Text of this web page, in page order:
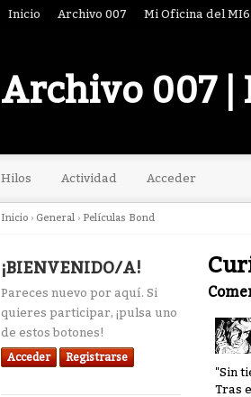
Inicio Archivo 007 Mi Oficina del MI6
Archivo 007 |
Hilos Actividad Acceder
Inicio › General › Películas Bond
¡BIENVENIDO/A!
Pareces nuevo por aquí. Si
quieres participar, ¡pulsa uno
de estos botones!
Acceder Registrarse
"Sin
Tras